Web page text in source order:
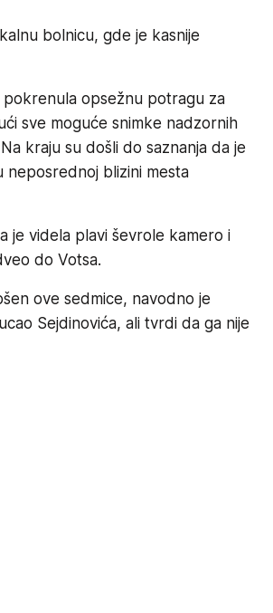
bolnicu, gde je kasnije
pokrenula opsežnu potragu za
sve moguće snimke nadzornih
kraju su došli do saznanja da je
neposrednoj blizini mesta
je videla plavi ševrole kamero i
do Votsa.
ove sedmice, navodno je
Sejdinovića, ali tvrdi da ga nije